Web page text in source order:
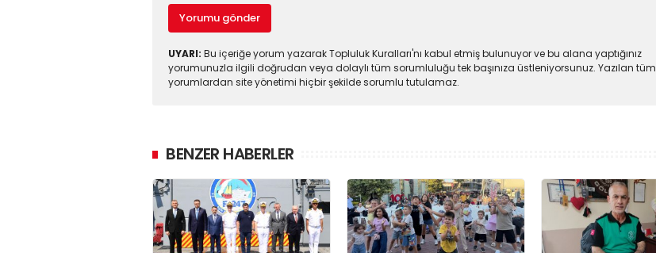
Yorumu gönder
UYARI: Bu içeriğe yorum yazarak Topluluk Kuralları'nı kabul etmiş bulunuyor ve bu alana yaptığınız
yorumunuzla ilgili doğrudan veya dolaylı tüm sorumluluğu tek başınıza üstleniyorsunuz. Yazılan tüm
yorumlardan site yönetimi hiçbir şekilde sorumlu tutulamaz.
BENZER HABERLER